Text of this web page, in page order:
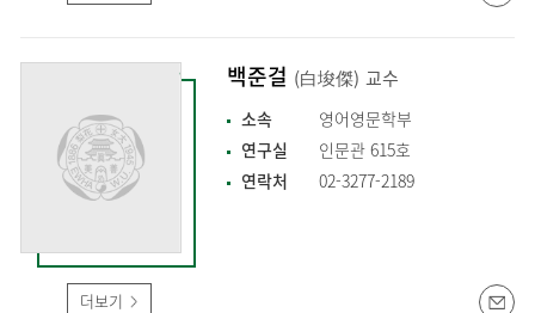
더보기
백준걸 (白埈傑) 교수
소속
영어영문학부
연구실
인문관 615호
연락처
02-3277-2189